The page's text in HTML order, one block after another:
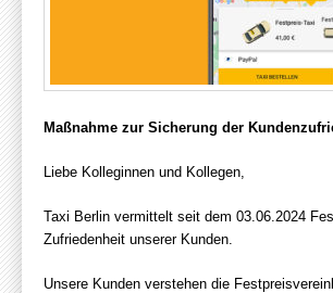
Maßnahme zur Sicherung der
Liebe Kolleginnen und Kollegen,
Taxi Berlin vermittelt seit dem 03.06.2024
Zufriedenheit unserer Kunden.
Unsere Kunden verstehen die